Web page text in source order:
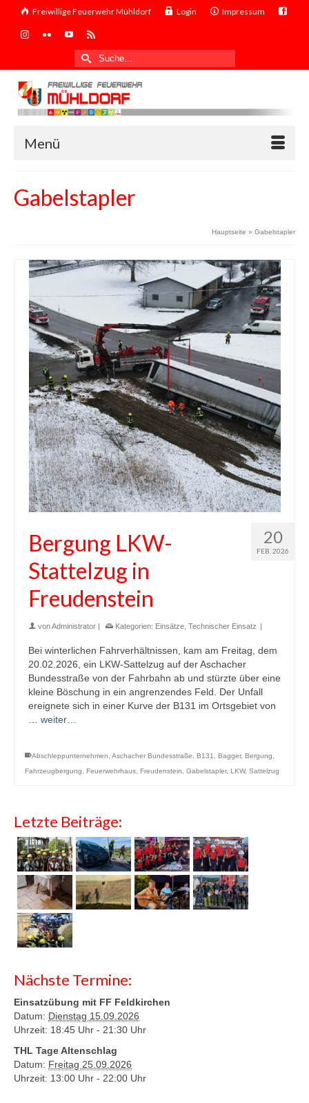
Freiwillige Feuerwehr Mühldorf Login Impressum
Suche
nach:
Menü
Gabelstapler
Hauptseite » Gabelstapler
20
FEB. 2026
Bergung LKW-
Stattelzug in
Freudenstein
vonAdministrator | Kategorien: Einsätze Technischer Einsatz |
Bei winterlichen Fahrverhältnissen, kam am Freitag, dem
20.02.2026, ein LKW-Sattelzug auf der Aschacher
Bundesstraße von der Fahrbahn ab und stürzte über eine
kleine Böschung in ein angrenzendes Feld. Der Unfall
ereignete sich in einer Kurve der B131 im Ortsgebiet von
weiter…
Abschleppunternehmen Aschacher Bundesstraße B131 Bagger, Bergung
Fahrzeugbergung
Feuerwehrhaus Freudenstein Gabelstapler, LKW, Sattelzug
Letzte Beiträge:
Nächste Termine:
Einsatzübung mit FF Feldkirchen
Datum: Dienstag 15.09.2026
Uhrzeit: 18:45 Uhr - 21:30 Uhr
THL Tage Altenschlag
Datum: Freitag 25.09.2026
Uhrzeit: 13:00 Uhr - 22:00 Uhr